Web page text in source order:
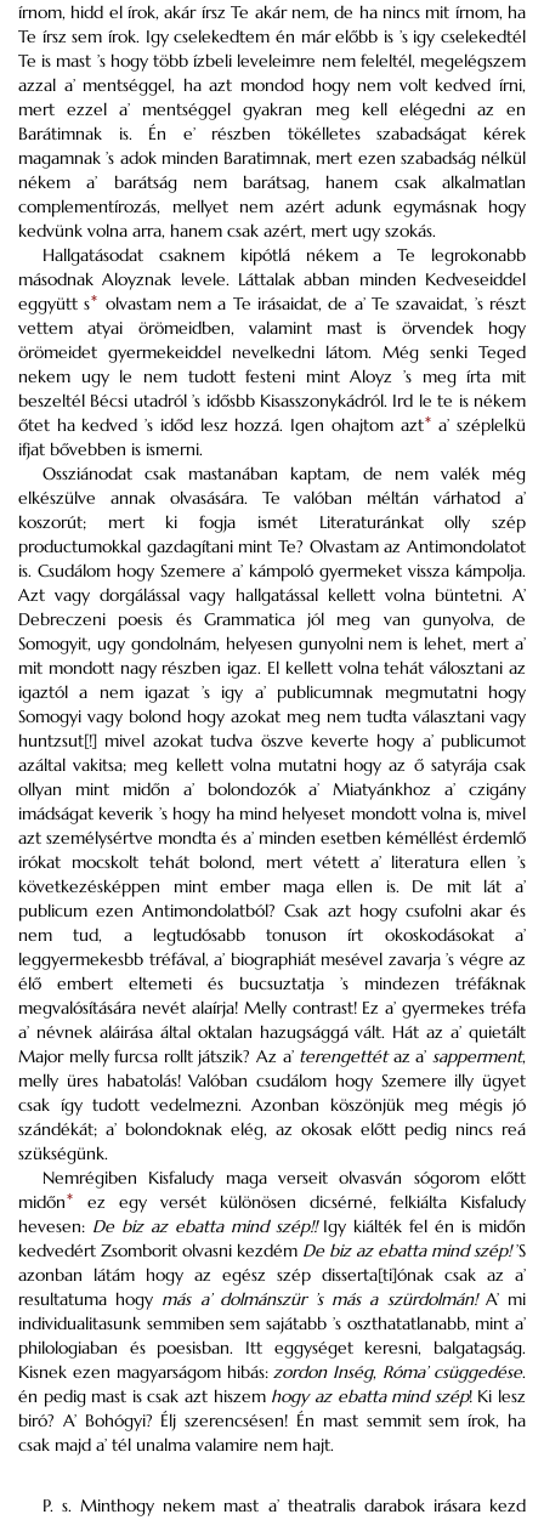
írnom, hidd el írok, akár írsz Te akár nem, de ha nincs mit írnom, ha
Te írsz sem írok. Igy cselekedtem én már előbb is ’s igy cselekedtél
Te is mast ’s hogy több ízbeli leveleimre nem feleltél, megelégszem
azzal a’ mentséggel, ha azt mondod hogy nem volt kedved írni,
mert ezzel a’ mentséggel gyakran meg kell elégedni az en
Barátimnak is. Én e’ részben tökélletes szabadságat kérek
magamnak ’s adok minden Baratimnak, mert ezen szabadság nélkül
nékem a’ barátság nem barátsag, hanem csak alkalmatlan
complementírozás, mellyet nem azért adunk egymásnak hogy
kedvünk volna arra, hanem csak azért, mert ugy szokás.
Hallgatásodat csaknem kipótlá nékem a Te legrokonabb
másodnak Aloyznak levele. Láttalak abban minden Kedveseiddel
eggyütt s*
olvastam nem a Te irásaidat, de a’ Te szavaidat, ’s részt
vettem atyai örömeidben, valamint mast is örvendek hogy
örömeidet gyermekeiddel nevelkedni látom. Még senki Teged
nekem ugy le nem tudott festeni mint Aloyz ’s meg írta mit
beszeltél Bécsi utadról ’s idősbb Kisasszonykádról. Ird le te is nékem
őtet ha kedved ’s időd lesz hozzá. Igen ohajtom azt* a’ széplelkü
ifjat bővebben is ismerni.
Ossziánodat csak mastanában kaptam, de nem valék még
elkészülve annak olvasására. Te valóban méltán várhatod a’
koszorút; mert ki fogja ismét Literaturánkat olly szép
productumokkal gazdagítani mint Te? Olvastam az Antimondolatot
is. Csudálom hogy Szemere a’ kámpoló gyermeket vissza kámpolja.
Azt vagy dorgálással vagy hallgatással kellett volna büntetni. A’
Debreczeni poesis és Grammatica jól meg van gunyolva, de
Somogyit, ugy gondolnám, helyesen gunyolni nem is lehet, mert a’
mit mondott nagy részben igaz. El kellett volna tehát válosztani az
igaztól a nem igazat ’s igy a’ publicumnak megmutatni hogy
Somogyi vagy bolond hogy azokat meg nem tudta választani vagy
huntzsut[!] mivel azokat tudva öszve keverte hogy a’ publicumot
azáltal vakitsa; meg kellett volna mutatni hogy az ő satyrája csak
ollyan mint midőn a’ bolondozók a’ Miatyánkhoz a’ czigány
imádságat keverik ’s hogy ha mind helyeset mondott volna is, mivel
azt személysértve mondta és a’ minden esetben kéméllést érdemlő
irókat mocskolt tehát bolond, mert vétett a’ literatura ellen ’s
következésképpen mint ember maga ellen is. De mit lát a’
publicum ezen Antimondolatból? Csak azt hogy csufolni akar és
nem tud, a legtudósabb tonuson írt okoskodásokat a’
leggyermekesbb tréfával, a’ biographiát mesével zavarja ’s végre az
élő embert eltemeti és bucsuztatja ’s mindezen tréfáknak
megvalósítására nevét alaírja! Melly contrast! Ez a’ gyermekes tréfa
a’ névnek aláirása által oktalan hazugsággá vált. Hát az a’ quietált
Major melly furcsa rollt játszik? Az a’ terengettétaz a’sapperment,
melly üres habatolás! Valóban csudálom hogy Szemere illy ügyet
csak így tudott vedelmezni. Azonban köszönjük meg mégis jó
szándékát; a’ bolondoknak elég, az okosak előtt pedig nincs reá
szükségünk.
Nemrégiben Kisfaludy maga verseit olvasván sógorom előtt
midőn*
ez egy versét különösen dicsérné, felkiálta Kisfaludy
hevesen: De biz az ebatta mind szép!!Igy kiálték fel én is midőn
kedvedért Zsomborit olvasni kezdém De biz az ebatta mind szép!’S
azonban látám hogy az egész szép disserta[ti]ónak csak az a’
resultatuma hogy más a’ dolmánszür ’s más a szürdolmán!A’ mi
individualitasunk semmiben sem sajátabb ’s oszthatatlanabb, mint a’
philologiaban és poesisban. Itt eggységet keresni, balgatagság.
Kisnek ezen magyarságom hibás:zordon Inség, Róma’ csüggedése.
én pedig mast is csak azt hiszem hogy az ebatta mind szép! Ki lesz
biró? A’ Bohógyi? Élj szerencsésen! Én mast semmit sem írok, ha
csak majd a’ tél unalma valamire nem hajt.
P. s. Minthogy nekem mast a’ theatralis darabok irásara kezd